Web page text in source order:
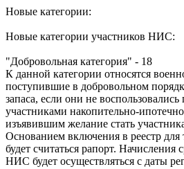
Новые категории:
Новые категории участников НИС:
"Добровольная категория" - 18
К данной категории относятся
поступившие в добровольном
запаса, если они не воспользовались
участниками накопительно-
изъявившим желание стать
Основанием включения в реестр
будет считаться рапорт. Начисления
НИС будет осуществляться с даты